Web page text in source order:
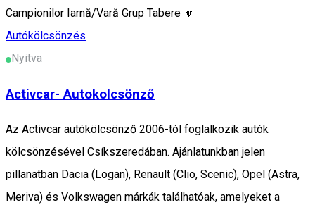
Campionilor Iarnă/Vară Grup Tabere 🔽
Autókölcsönzés
Nyitva
Activcar- Autokolcsönző
Az Activcar autókölcsönző 2006-tól foglalkozik autók
kölcsönzésével Csíkszeredában. Ajánlatunkban jelen
pillanatban Dacia (Logan), Renault (Clio, Scenic), Opel (Astra,
Meriva) és Volkswagen márkák találhatóak, amelyeket a